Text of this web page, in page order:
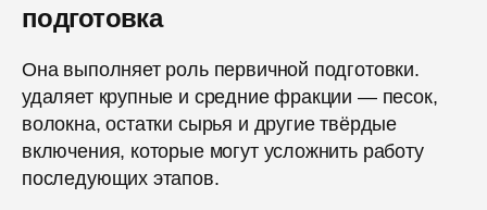
подготовка
Она выполняет роль первичной подготовки.
удаляет крупные и средние фракции — песок,
волокна, остатки сырья и другие твёрдые
включения, которые могут усложнить работу
последующих этапов.